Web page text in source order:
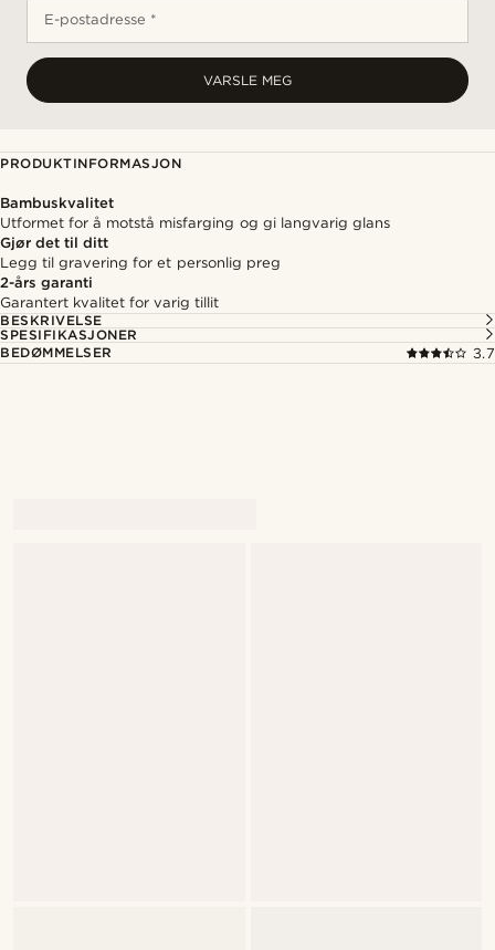
E-postadresse *
VARSLE MEG
PRODUKTINFORMASJON
Bambuskvalitet
Utformet for å motstå misfarging og gi langvarig glans
Gjør det til ditt
Legg til gravering for et personlig preg
2-års garanti
Garantert kvalitet for varig tillit
BESKRIVELSE
SPESIFIKASJONER
BEDØMMELSER
3.7